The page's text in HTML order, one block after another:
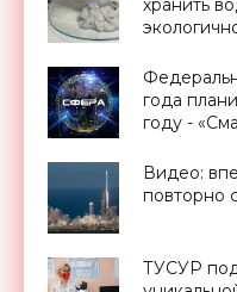
года
году -
Видео:
повторно
ТУСУР